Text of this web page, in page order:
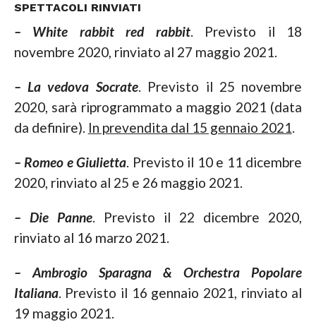
SPETTACOLI RINVIATI
– White rabbit red rabbit. Previsto il 18
novembre 2020, rinviato al 27 maggio 2021.
– La vedova Socrate. Previsto il 25 novembre
2020, sarà riprogrammato a maggio 2021 (data
da definire). In prevendita dal 15 gennaio 2021.
– Romeo e Giulietta. Previsto il 10 e 11 dicembre
2020, rinviato al 25 e 26 maggio 2021.
– Die Panne. Previsto il 22 dicembre 2020,
rinviato al 16 marzo 2021.
– Ambrogio Sparagna & Orchestra Popolare
Italiana. Previsto il 16 gennaio 2021, rinviato al
19 maggio 2021.